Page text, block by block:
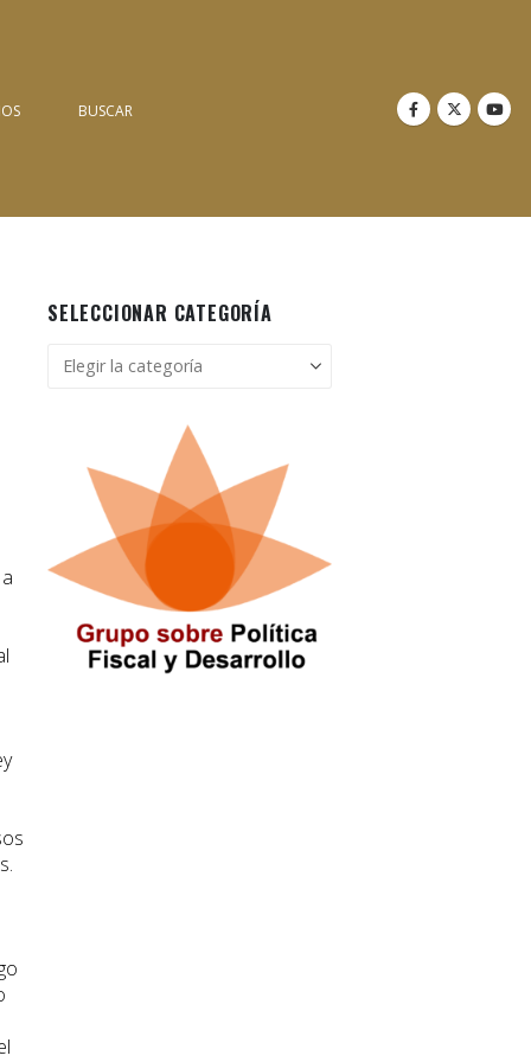
BUSCAR
SELECCIONAR CATEGORÍA
Seleccionar
categoría